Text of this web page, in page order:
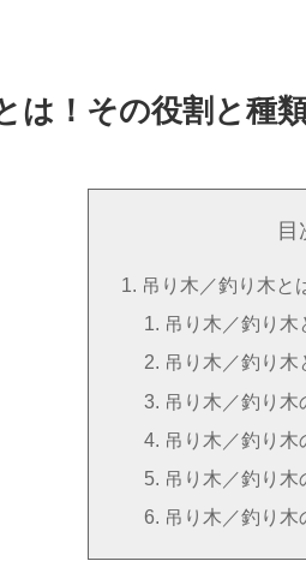
は！その役割と種
目
吊り木／釣り木と
吊り木／釣り木
吊り木／釣り木
吊り木／釣り木
吊り木／釣り木
吊り木／釣り木
吊り木／釣り木